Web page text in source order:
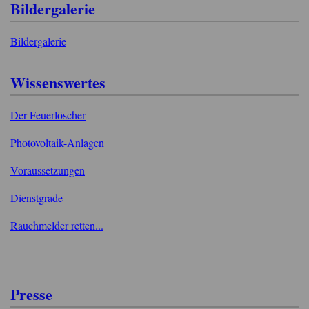
Bildergalerie
Bildergalerie
Wissenswertes
Der Feuerlöscher
Photovoltaik-Anlagen
Voraussetzungen
Dienstgrade
Rauchmelder retten...
Presse